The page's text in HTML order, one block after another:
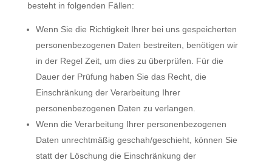
besteht in folgenden Fällen:
Wenn Sie die Richtigkeit Ihrer bei uns gespeicherten
personenbezogenen Daten bestreiten, benötigen wir
in der Regel Zeit, um dies zu überprüfen. Für die
Dauer der Prüfung haben Sie das Recht, die
Einschränkung der Verarbeitung Ihrer
personenbezogenen Daten zu verlangen.
Wenn die Verarbeitung Ihrer personenbezogenen
Daten unrechtmäßig geschah/geschieht, können Sie
statt der Löschung die Einschränkung der